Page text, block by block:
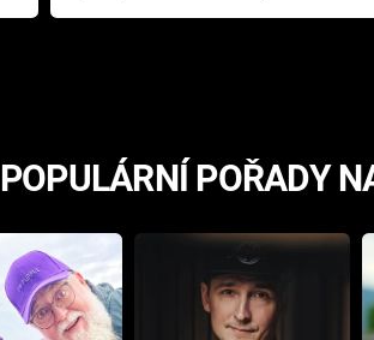
přichází s neodolatelnou
POPULÁRNÍ POŘADY